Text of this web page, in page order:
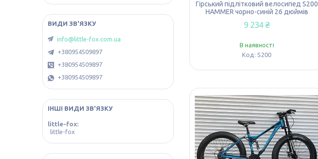
Гірський підлітковий велосипед S200
HAMMER чорно-синій 26 дюймів
9 234 ₴
В наявності
S200
info@little-fox.com.ua
+380954509897
+380954509897
+380954509897
ІНШІ ВИДИ ЗВ'ЯЗКУ
little-fox
little-fox